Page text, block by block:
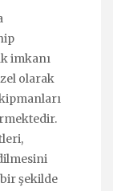
imkanı
olarak
şekilde